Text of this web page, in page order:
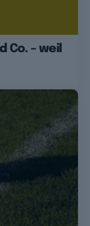
Co. – weil